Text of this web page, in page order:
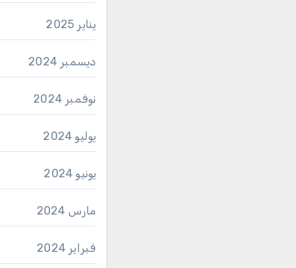
يناير 2025
ديسمبر 2024
نوفمبر 2024
يوليو 2024
يونيو 2024
مارس 2024
فبراير 2024